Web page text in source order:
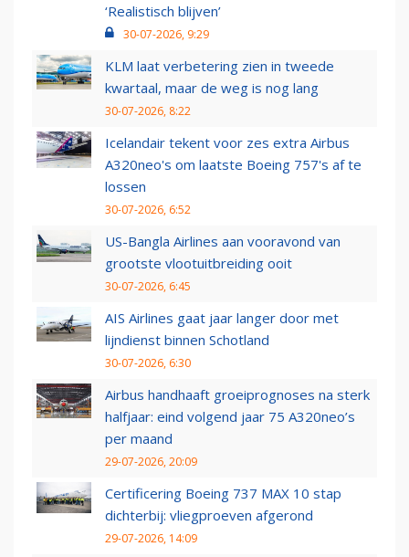
‘Realistisch blijven’
30-07-2026, 9:29
KLM laat verbetering zien in tweede
kwartaal, maar de weg is nog lang
30-07-2026, 8:22
Icelandair tekent voor zes extra Airbus
A320neo's om laatste Boeing 757's af te
lossen
30-07-2026, 6:52
US-Bangla Airlines aan vooravond van
grootste vlootuitbreiding ooit
30-07-2026, 6:45
AIS Airlines gaat jaar langer door met
lijndienst binnen Schotland
30-07-2026, 6:30
Airbus handhaaft groeiprognoses na sterk
halfjaar: eind volgend jaar 75 A320neo’s
per maand
29-07-2026, 20:09
Certificering Boeing 737 MAX 10 stap
dichterbij: vliegproeven afgerond
29-07-2026, 14:09